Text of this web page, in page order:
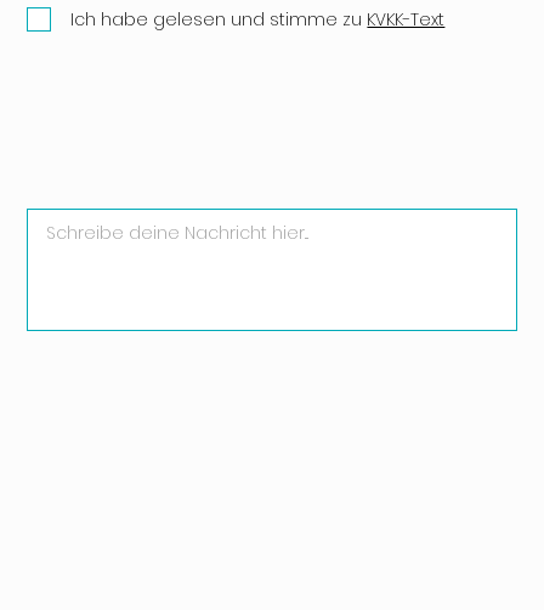
Ich habe gelesen und stimme zu KVKK-Text